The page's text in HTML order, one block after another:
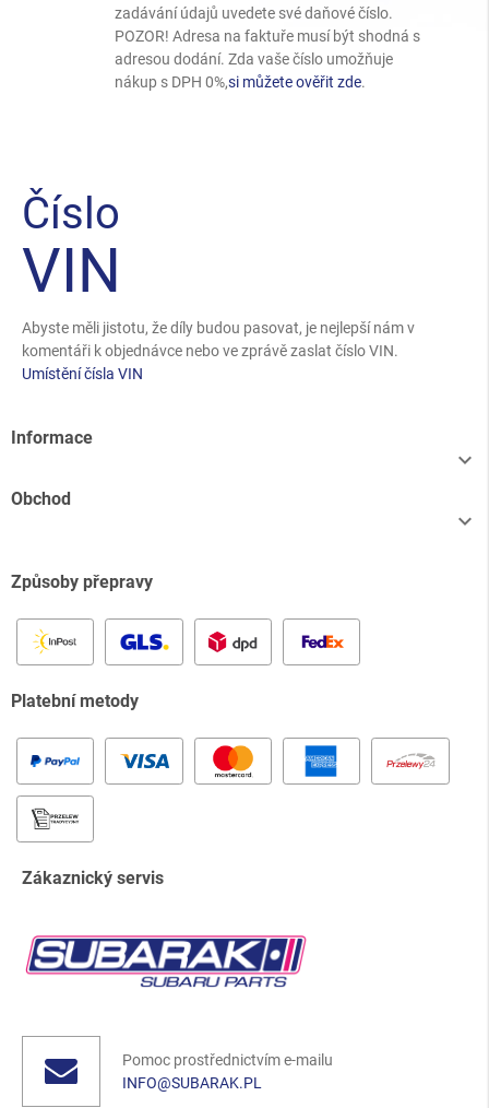
zadávání údajů uvedete své daňové číslo.
POZOR! Adresa na faktuře musí být shodná s
adresou dodání. Zda vaše číslo umožňuje
nákup s DPH 0%,si můžete ověřit zde.
Číslo
VIN
Abyste měli jistotu, že díly budou pasovat, je nejlepší nám v
komentáři k objednávce nebo ve zprávě zaslat číslo VIN.
Umístění čísla VIN
Informace

Obchod

Způsoby přepravy
Platební metody
Zákaznický servis
Pomoc prostřednictvím e-mailu
INFO@SUBARAK.PL